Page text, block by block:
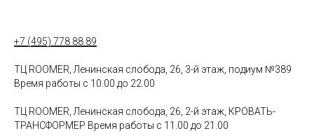
+7 (495) 778 88 89
ТЦ ROOMER, Ленинская слобода, 26, 3-й этаж, подиум №389
Время работы с 10.00 до 22.00
ТЦ ROOMER, Ленинская слобода, 26, 2-й этаж, КРОВАТЬ-
ТРАНСФОРМЕР Время работы с 11.00 до 21.00